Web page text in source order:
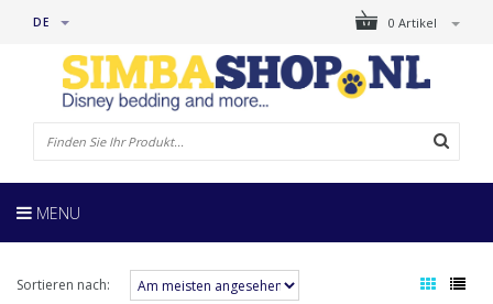
0 Artikel
DE
MENU
Sortieren nach: